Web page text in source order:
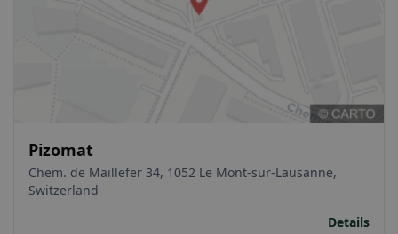
Pizomat
Chem. de Maillefer 34, 1052 Le Mont-sur-Lausanne,
Switzerland
Details